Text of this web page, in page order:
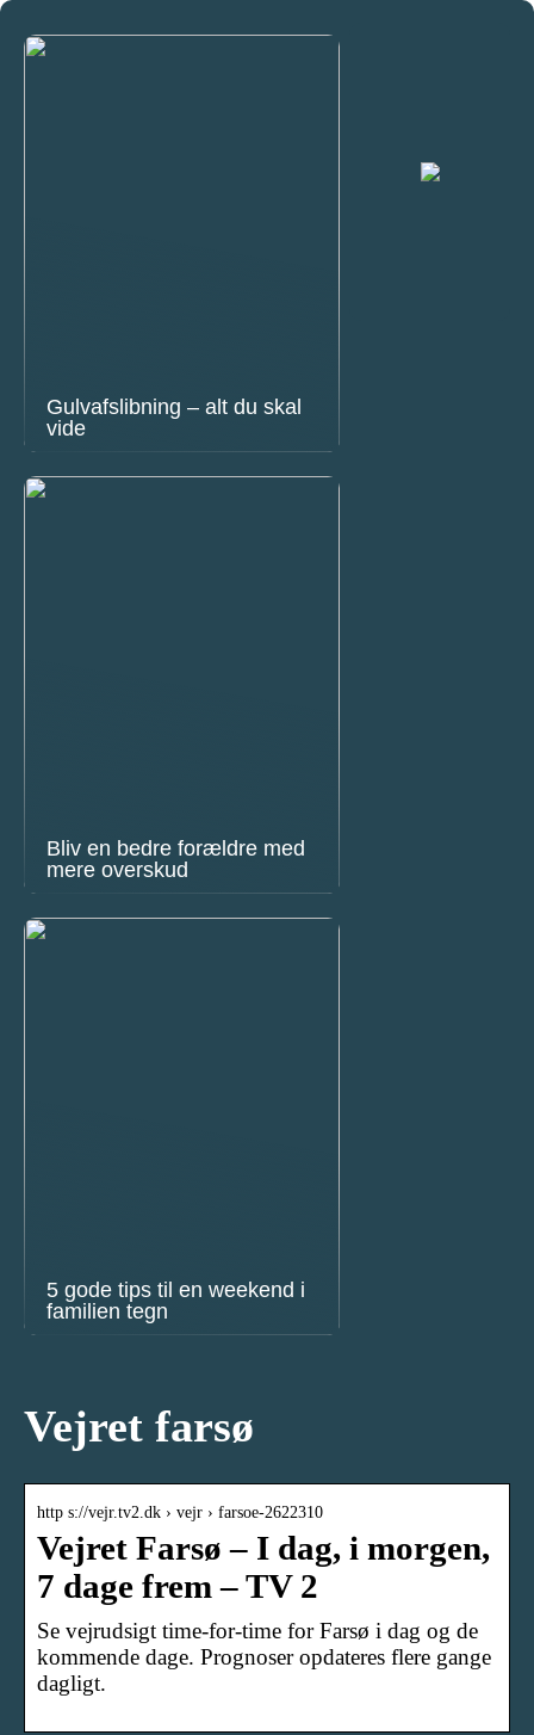
Gulvafslibning – alt du skal
vide
Bliv en bedre forældre med
mere overskud
5 gode tips til en weekend i
familien tegn
Vejret farsø
http s://vejr.tv2.dk › vejr › farsoe-2622310
Vejret Farsø – I dag, i morgen,
7 dage frem – TV 2
Se vejrudsigt time-for-time for Farsø i dag og de
kommende dage. Prognoser opdateres flere gange
dagligt.